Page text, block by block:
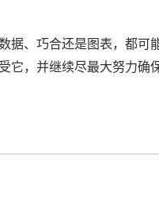
据、巧合还是图表，都可
它，并继续尽最大努力确